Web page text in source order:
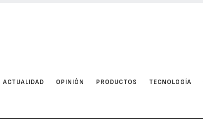
ACTUALIDAD OPINIÓN PRODUCTOS TECNOLOGÍA